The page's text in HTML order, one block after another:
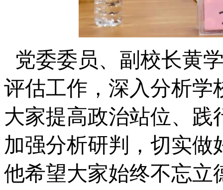
党委委员、副校长黄
评估工作，深入分析学
大家提高政治站位、践
加强分析研判，切实做
他希望大家始终不忘立